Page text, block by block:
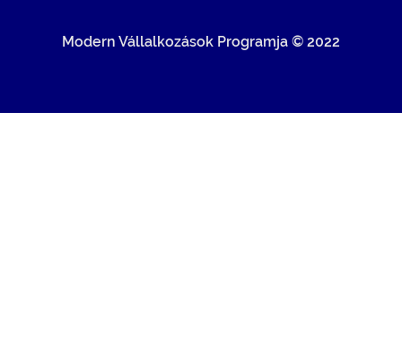
Modern Vállalkozások Programja © 2022